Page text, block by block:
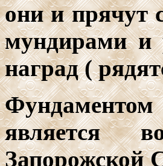
они и прячут
мундирами и
наград (
является
Запорожской